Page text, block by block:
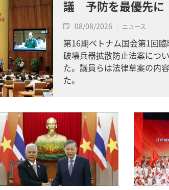
議 予防を最優先に
08/08/2026 ニュース
第16期ベトナム国会第1回
破壊兵器拡散防止法案につ
た。議員らは法律草案の内
た。